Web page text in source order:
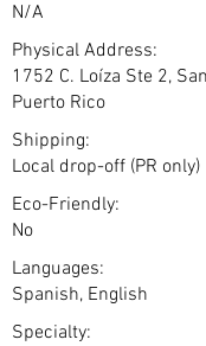
N/A
Physical Address:
1752 C. Loíza Ste 2,
Puerto Rico
Shipping:
Local drop-off (PR only)
Eco-Friendly:
No
Languages:
Spanish, English
Specialty: